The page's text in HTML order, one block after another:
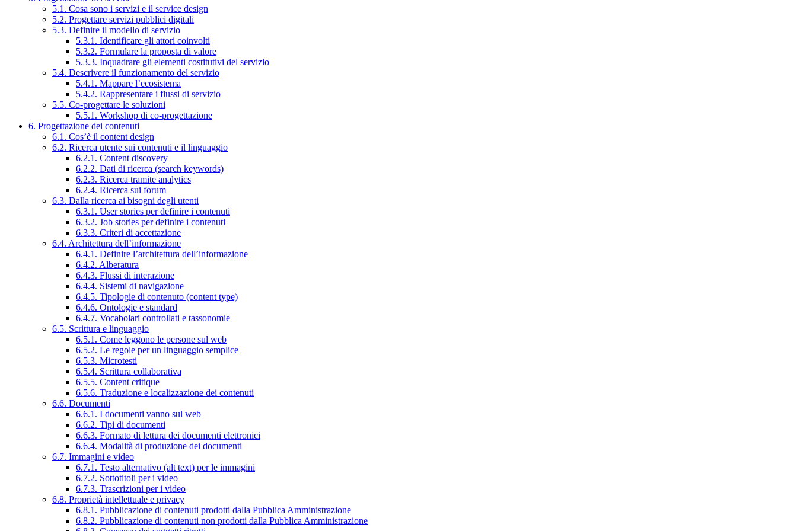
5.1. Cosa sono i servizi e il service design
5.2. Progettare servizi pubblici digitali
5.3. Definire il modello di servizio
5.3.1. Identificare gli attori coinvolti
5.3.2. Formulare la proposta di valore
5.3.3. Inquadrare gli elementi costitutivi del servizio
5.4. Descrivere il funzionamento del servizio
5.4.1. Mappare l’ecosistema
5.4.2. Rappresentare i flussi di servizio
5.5. Co-progettare le soluzioni
5.5.1. Workshop di co-progettazione
6. Progettazione dei contenuti
6.1. Cos’è il content design
6.2. Ricerca utente sui contenuti e il linguaggio
6.2.1. Content discovery
6.2.2. Dati di ricerca (search keywords)
6.2.3. Ricerca tramite analytics
6.2.4. Ricerca sui forum
6.3. Dalla ricerca ai bisogni degli utenti
6.3.1. User stories per definire i contenuti
6.3.2. Job stories per definire i contenuti
6.3.3. Criteri di accettazione
6.4. Architettura dell’informazione
6.4.1. Definire l’architettura dell’informazione
6.4.2. Alberatura
6.4.3. Flussi di interazione
6.4.4. Sistemi di navigazione
6.4.5. Tipologie di contenuto (content type)
6.4.6. Ontologie e standard
6.4.7. Vocabolari controllati e tassonomie
6.5. Scrittura e linguaggio
6.5.1. Come leggono le persone sul web
6.5.2. Le regole per un linguaggio semplice
6.5.3. Microtesti
6.5.4. Scrittura collaborativa
6.5.5. Content critique
6.5.6. Traduzione e localizzazione dei contenuti
6.6. Documenti
6.6.1. I documenti vanno sul web
6.6.2. Tipi di documenti
6.6.3. Formato di lettura dei documenti elettronici
6.6.4. Modalità di produzione dei documenti
6.7. Immagini e video
6.7.1. Testo alternativo (alt text) per le immagini
6.7.2. Sottotitoli per i video
6.7.3. Trascrizioni per i video
6.8. Proprietà intellettuale e privacy
6.8.1. Pubblicazione di contenuti prodotti dalla Pubblica Amministrazione
6.8.2. Pubblicazione di contenuti non prodotti dalla Pubblica Amministrazione